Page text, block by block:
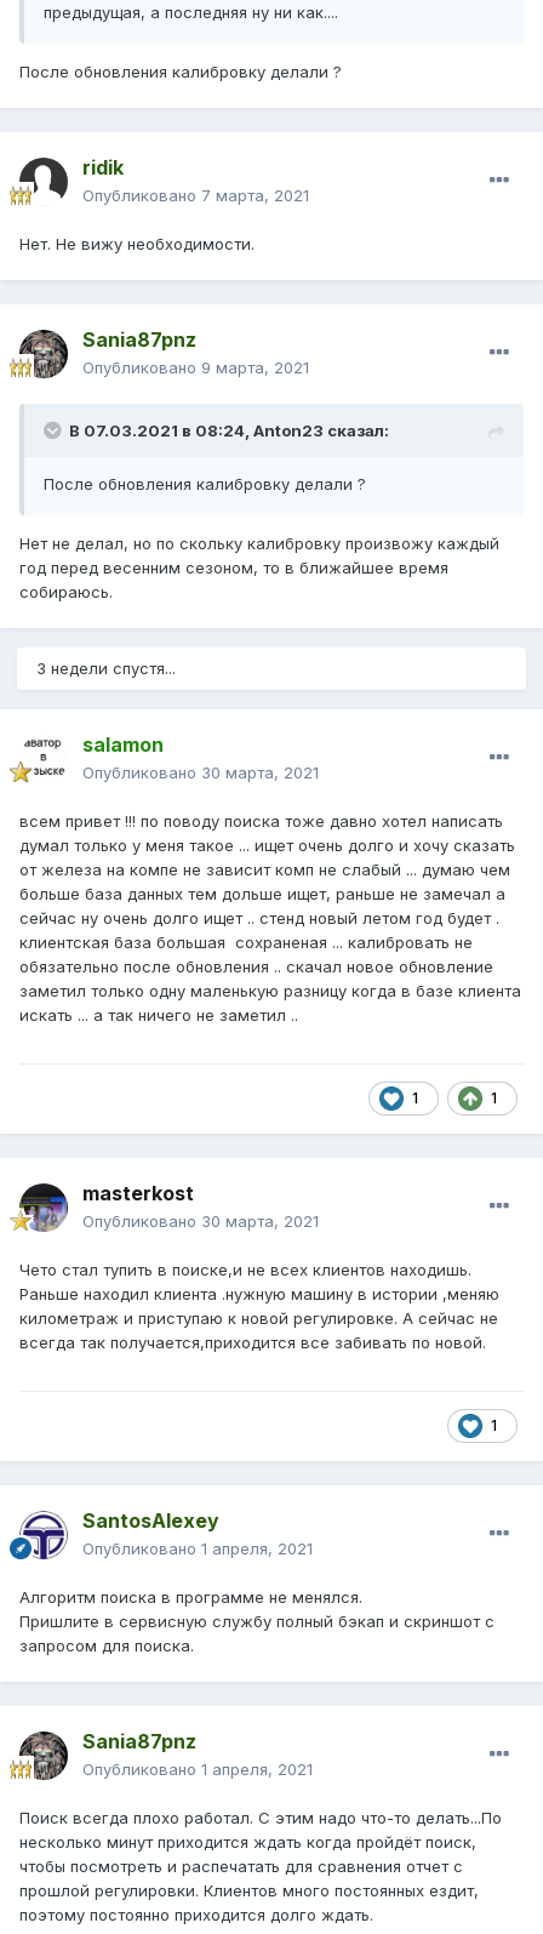
предыдущая, а последняя ну ни как....
После обновления калибровку делали ?
ridik
Опубликовано 7 марта, 2021
Нет. Не вижу необходимости.
Sania87pnz
Опубликовано 9 марта, 2021
В 07.03.2021 в 08:24, Anton23 сказал:
После обновления калибровку делали ?
Нет не делал, но по скольку калибровку произвожу каждый
год перед весенним сезоном, то в ближайшее время
собираюсь.
3 недели спустя...
salamon
Опубликовано 30 марта, 2021
всем привет !!! по поводу поиска тоже давно хотел написать
думал только у меня такое ... ищет очень долго и хочу сказать
от железа на компе не зависит комп не слабый ... думаю чем
больше база данных тем дольше ищет, раньше не замечал а
сейчас ну очень долго ищет .. стенд новый летом год будет .
клиентская база большая сохраненая ... калибровать не
обязательно после обновления .. скачал новое обновление
заметил только одну маленькую разницу когда в базе клиента
искать ... а так ничего не заметил ..
1 1
masterkost
Опубликовано 30 марта, 2021
Чето стал тупить в поиске,и не всех клиентов находишь.
Раньше находил клиента .нужную машину в истории ,меняю
километраж и приступаю к новой регулировке. А сейчас не
всегда так получается,приходится все забивать по новой.
1
SantosAlexey
Опубликовано 1 апреля, 2021
Алгоритм поиска в программе не менялся.
Пришлите в сервисную службу полный бэкап и скриншот с
запросом для поиска.
Sania87pnz
Опубликовано 1 апреля, 2021
Поиск всегда плохо работал. С этим надо что-то делать...По
несколько минут приходится ждать когда пройдёт поиск,
чтобы посмотреть и распечатать для сравнения отчет с
прошлой регулировки. Клиентов много постоянных ездит,
поэтому постоянно приходится долго ждать.